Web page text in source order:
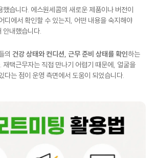
했습니다. 에스원세콤의 새로운 제품이나 버전이
디에서 확인할 수 있는지, 어떤 내용을 숙지해야
의건강 상태와 컨디션, 근무 준비 상태를 확인하는
택근무자는 직접 만나기 어렵기 때문에, 얼굴을